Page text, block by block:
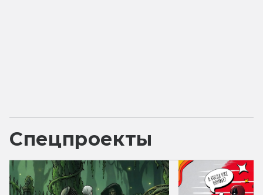
Спецпроекты